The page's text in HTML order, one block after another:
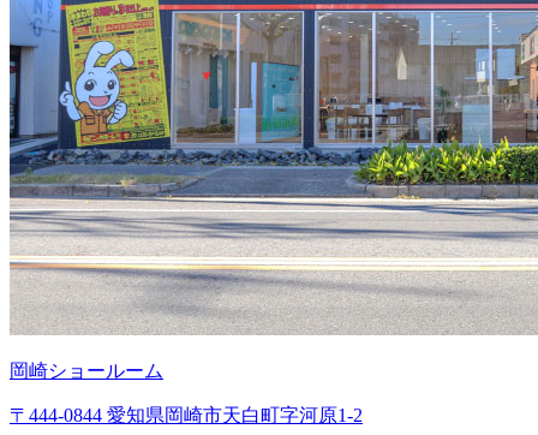
岡崎ショールーム
〒444-0844 愛知県岡崎市天白町字河原1-2